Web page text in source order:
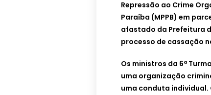
Repressão ao Crime
Paraíba (MPPB) em
afastado da Prefeitura
processo de cassação
Os ministros da 6ª
uma organização
uma conduta individual.